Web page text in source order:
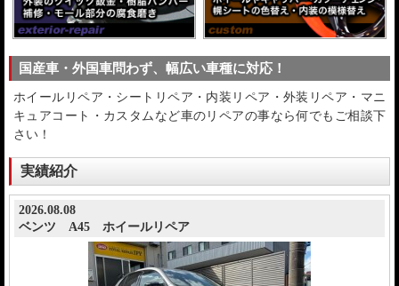
国産車・外国車問わず、幅広い車種に対応！
ホイールリペア・シートリペア・内装リペア・外装リペア・マニ
キュアコート・カスタムなど車のリペアの事なら何でもご相談下
さい！
実績紹介
2026.08.08
ベンツ A45 ホイールリペア